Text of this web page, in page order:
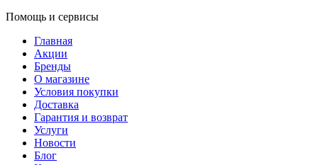
Помощь и сервисы
Главная
Акции
Бренды
О магазине
Условия покупки
Доставка
Гарантия и возврат
Услуги
Новости
Блог